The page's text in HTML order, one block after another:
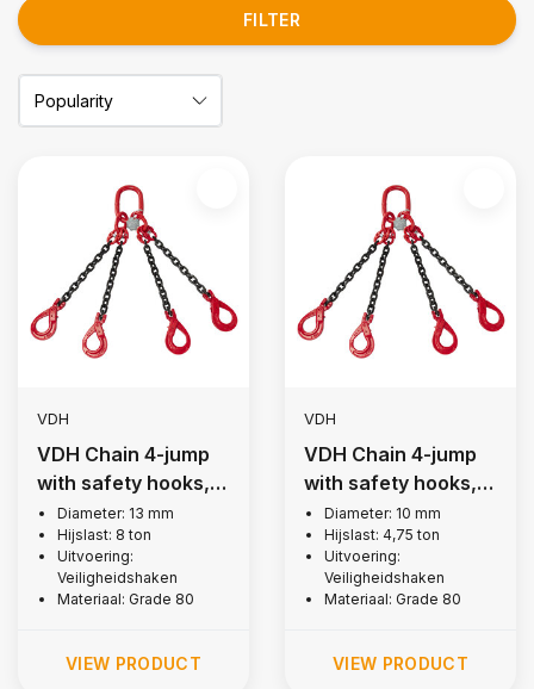
FILTER
VDH
VDH Chain 4-jump
with safety hooks, Ø
13 mm
Diameter: 13 mm
Hijslast: 8 ton
Uitvoering:
Veiligheidshaken
Materiaal: Grade 80
VIEW PRODUCT
VDH
VDH Chain 4-jump
with safety hooks, Ø
10 mm
Diameter: 10 mm
Hijslast: 4,75 ton
Uitvoering:
Veiligheidshaken
Materiaal: Grade 80
VIEW PRODUCT